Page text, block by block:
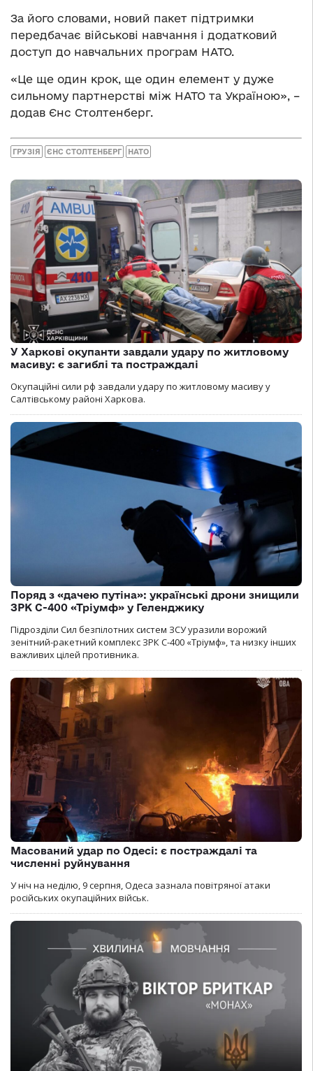
За його словами, новий пакет підтримки
передбачає військові навчання і додатковий
доступ до навчальних програм НАТО.
«Це ще один крок, ще один елемент у дуже
сильному партнерстві між НАТО та Україною», –
додав Єнс Столтенберг.
ГРУЗІЯ ЄНС СТОЛТЕНБЕРГ НАТО
У Харкові окупанти завдали удару по житловому
масиву: є загиблі та постраждалі
Окупаційні сили рф завдали удару по житловому масиву у
Салтівському районі Харкова.
Поряд з «дачею путіна»: українські дрони знищили
ЗРК С-400 «Тріумф» у Геленджику
Підрозділи Сил безпілотних систем ЗСУ уразили ворожий
зенітний-ракетний комплекс ЗРК С-400 «Тріумф», та низку інших
важливих цілей противника.
Масований удар по Одесі: є постраждалі та
численні руйнування
У ніч на неділю, 9 серпня, Одеса зазнала повітряної атаки
російських окупаційних військ.